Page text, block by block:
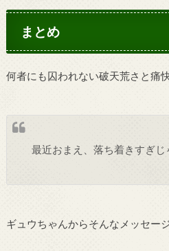
まとめ
何者にも囚われない破天荒さと痛快
最近おまえ、落ち着きすぎじ
ギュウちゃんからそんなメッセー